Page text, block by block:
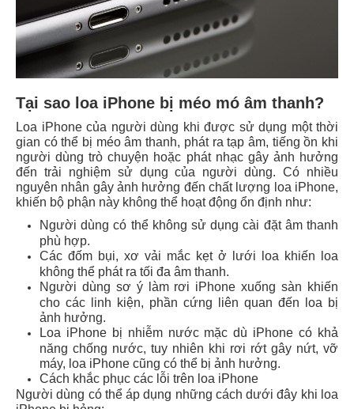
Tại sao loa iPhone bị méo mó âm thanh?
Loa iPhone của người dùng khi được sử dụng một thời
gian có thể bị méo âm thanh, phát ra tạp âm, tiếng ồn khi
người dùng trò chuyện hoặc phát nhạc gây ảnh hưởng
đến trải nghiệm sử dụng của người dùng. Có nhiều
nguyên nhân gây ảnh hưởng đến chất lượng loa iPhone,
khiến bộ phận này không thể hoạt động ổn định như:
Người dùng có thể không sử dụng cài đặt âm thanh
phù hợp.
Các đốm bụi, xơ vải mắc kẹt ở lưới loa khiến loa
không thể phát ra tối đa âm thanh.
Người dùng sơ ý làm rơi iPhone xuống sàn khiến
cho các linh kiện, phần cứng liên quan đến loa bị
ảnh hưởng.
Loa iPhone bị nhiễm nước mặc dù iPhone có khả
năng chống nước, tuy nhiên khi rơi rớt gây nứt, vỡ
máy, loa iPhone cũng có thể bị ảnh hưởng.
Cách khắc phục các lỗi trên loa iPhone
Người dùng có thể áp dụng những cách dưới đây khi loa